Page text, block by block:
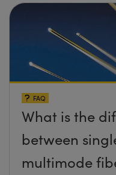
FAQ
What is the
between
multimode